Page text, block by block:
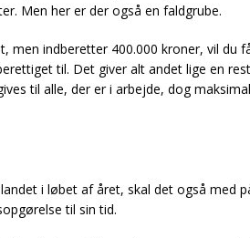
Men her er der også en faldgrube.
men indberetter 400.000 kroner, vil du
til. Det giver alt andet lige en
til alle, der er i arbejde, dog
i løbet af året, skal det også med
til sin tid.